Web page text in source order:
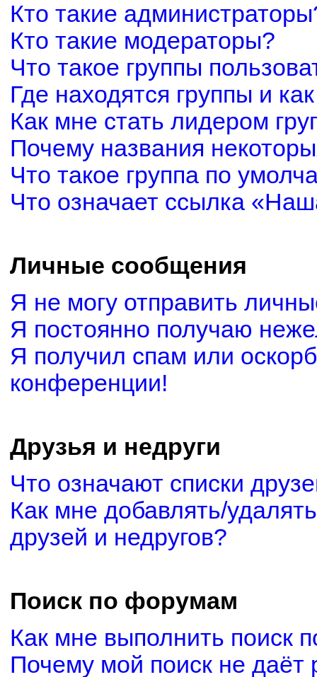
Кто такие
Кто такие модераторы?
Что такое группы
Где находятся группы и
Как мне стать лидером
Почему названия
Что такое группа по
Что означает ссылка
Личные сообщения
Я не могу отправить
Я постоянно получаю
Я получил спам или
конференции!
Друзья и недруги
Что означают списки
Как мне добавлять/
друзей и недругов?
Поиск по форумам
Как мне выполнить поиск
Почему мой поиск не даёт